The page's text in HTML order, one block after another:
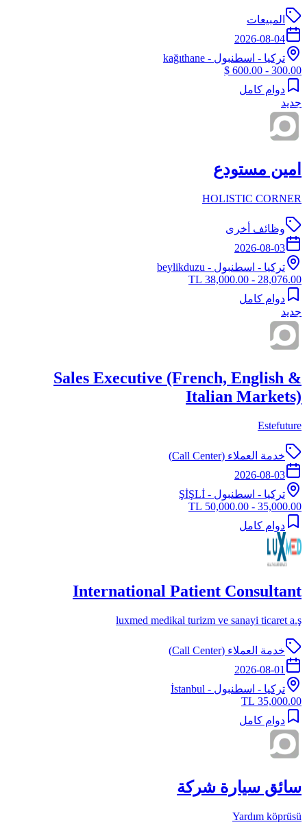
المبيعات
2026-08-04
تركيا - اسطنبول - kağıthane
300.00 - 600.00 $
دوام كامل
جديد
امين مستودع
HOLISTIC CORNER
وظائف أخرى
2026-08-03
تركيا - اسطنبول - beylikduzu
28,076.00 - 38,000.00 TL
دوام كامل
جديد
Sales Executive (French, English &
Italian Markets)
Estefuture
خدمة العملاء (Call Center)
2026-08-03
تركيا - اسطنبول - ŞİŞLİ
35,000.00 - 50,000.00 TL
دوام كامل
International Patient Consultant
luxmed medikal turizm ve sanayi ticaret a.ş
خدمة العملاء (Call Center)
2026-08-01
تركيا - اسطنبول - İstanbul
35,000.00 TL
دوام كامل
سائق سيارة شركة
Yardım köprüsü